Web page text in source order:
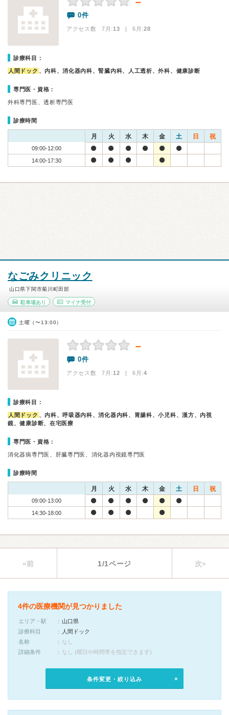
0件
アクセス数 7月:13 | 6月:28
診療科目：
人間ドック 、内科、消化器内科、腎臓内科、人工透析、外科、健康診断
専門医・資格：
外科専門医、透析専門医
診療時間
月 火 水 木 金 土 日 祝
09:00-12:00
14:00-17:30
なごみクリニック
山口県下関市菊川町田部
駐車場あり マイナ受付
土曜（〜13:00）
－
0件
アクセス数 7月:12 | 6月:4
診療科目：
人間ドック 、内科、呼吸器内科、消化器内科、胃腸科、小児科、漢方、内視
鏡、健康診断、在宅医療
専門医・資格：
消化器病専門医、肝臓専門医、消化器内視鏡専門医
診療時間
月 火 水 木 金 土 日 祝
09:00-13:00
14:30-18:00
«前 1/1ページ 次»
4件の医療機関が見つかりました
エリア・駅
山口県
診療科目
人間ドック
名称
なし
詳細条件
なし (曜日や時間帯を指定できます)
条件変更・絞り込み